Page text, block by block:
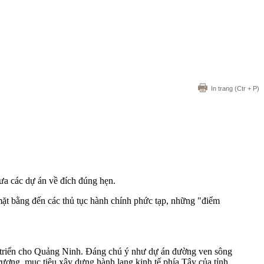
In trang (Ctr + P)
các dự án về đích đúng hẹn.
bằng đến các thủ tục hành chính phức tạp, những "điểm
cho Quảng Ninh. Đáng chú ý như dự án đường ven sông
mục tiêu xây dựng hành lang kinh tế phía Tây của tỉnh,